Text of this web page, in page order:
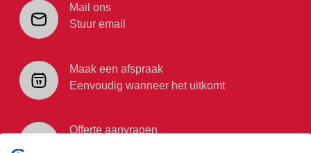
Mail ons
Stuur email
Maak een afspraak
Eenvoudig wanneer het uitkomt
Offerte aanvragen